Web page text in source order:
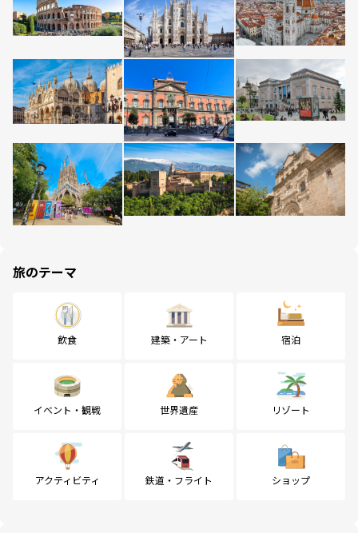
旅のテーマ
飲食 建築・アート 宿泊
イベント・観戦 世界遺産 リゾート
アクティビティ 鉄道・フライト ショップ